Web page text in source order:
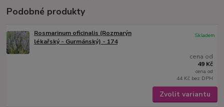
Podobné produkty
Rosmarinum oficinalis (Rozmarýn
lékařský - Gurmánský) - 174
cena od
49 Kč
cena od
44 Kč bez DPH
Skladem
Zvolit variantu